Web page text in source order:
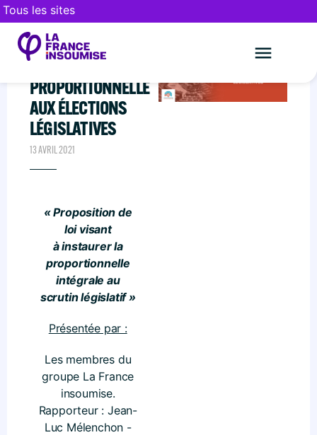
Tous les sites
PROPOSITION DE LOI
POUR INSTAURER LA
PROPORTIONNELLE
AUX ÉLECTIONS
LÉGISLATIVES
13 AVRIL 2021
« Proposition de
loi visant
à instaurer la
proportionnelle
intégrale au
scrutin législatif »
Présentée par :
Les membres du
groupe La France
insoumise.
Rapporteur : Jean-
Luc Mélenchon -